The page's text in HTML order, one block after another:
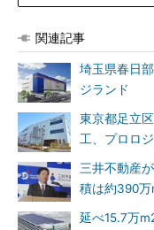
関連記事
埼玉県春日
ジランド
東京都足立
工、プロロ
三井不動産
積は約390万
延べ15.7万